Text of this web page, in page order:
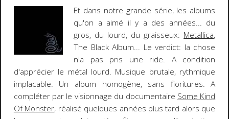
Et dans notre grande série, les albums
qu'on a aimé il y a des années... du
gros, du lourd, du graisseux: Metallica,
The Black Album... Leverdict: la chose
n'a pas pris une ride. A condition
d'apprécier le métal lourd. Musique brutale, rythmique
implacable. Un album homogène, sans fioritures. A
compléter par le visionnage du documentaire Some Kind
Of Monster, réalisé quelques années plus tard alors que